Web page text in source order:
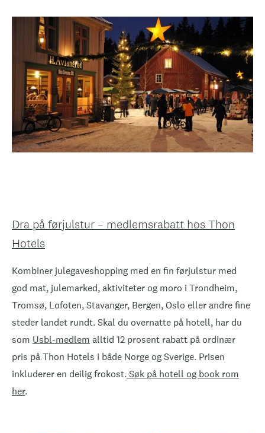
Dra på førjulstur – medlemsrabatt hos Thon
Hotels
Kombiner julegaveshopping med en fin førjulstur med
god mat, julemarked, aktiviteter og moro i Trondheim,
Tromsø, Lofoten, Stavanger, Bergen, Oslo eller andre fine
steder landet rundt. Skal du overnatte på hotell, har du
som Usbl-medlem alltid 12 prosent rabatt på ordinær
pris på Thon Hotels i både Norge og Sverige. Prisen
inkluderer en deilig frokost. Søk på hotell og book rom
her.